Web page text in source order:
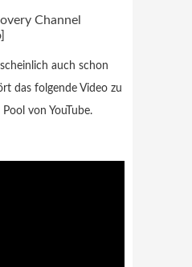
Channel
auch schon
das folgende Video zu
von YouTube.